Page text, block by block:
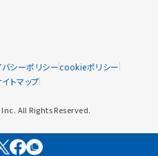
バシーポリシーcookieポリシー
イトマップ
All Rights Reserved.